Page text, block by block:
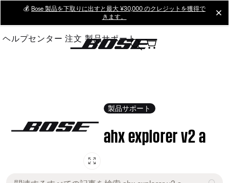
Main
💰 Bose 製品を下取りに出すと最大 ¥30,000 のクレジットを獲得で
きます。
ヘルプセンター 注文 製品サポート
製品サポート
ahx explorer v2 a